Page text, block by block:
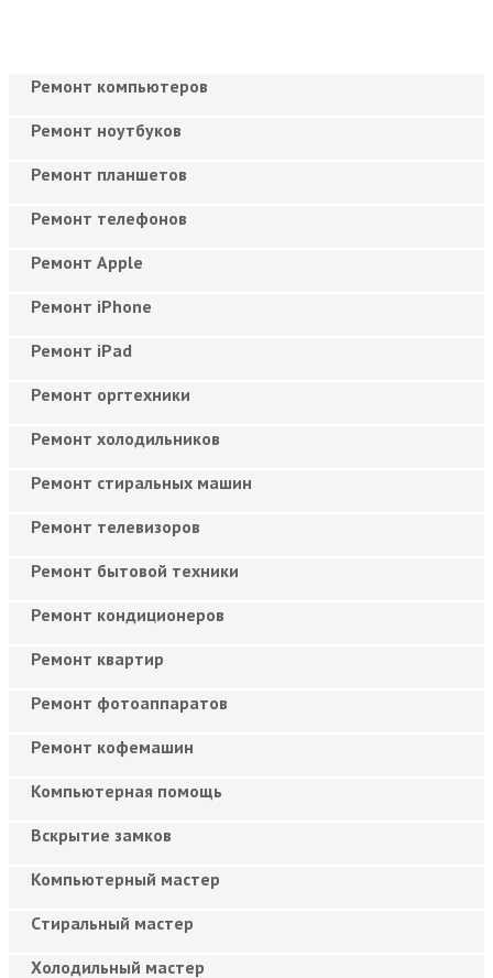
Ремонт компьютеров
Ремонт ноутбуков
Ремонт планшетов
Ремонт телефонов
Ремонт Apple
Ремонт iPhone
Ремонт iPad
Ремонт оргтехники
Ремонт холодильников
Ремонт стиральных машин
Ремонт телевизоров
Ремонт бытовой техники
Ремонт кондиционеров
Ремонт квартир
Ремонт фотоаппаратов
Ремонт кофемашин
Компьютерная помощь
Вскрытие замков
Компьютерный мастер
Cтиральный мастер
Холодильный мастер